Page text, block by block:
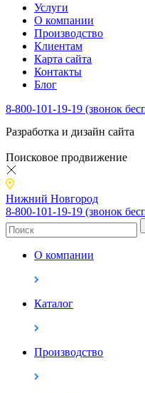
Услуги
О компании
Производство
Клиентам
Карта сайта
Контакты
Блог
8-800-101-19-19 (звонок
Разработка и дизайн сайта
Поисковое продвижение
Нижний Новгород
8-800-101-19-19 (звонок
О компании
Каталог
Производство